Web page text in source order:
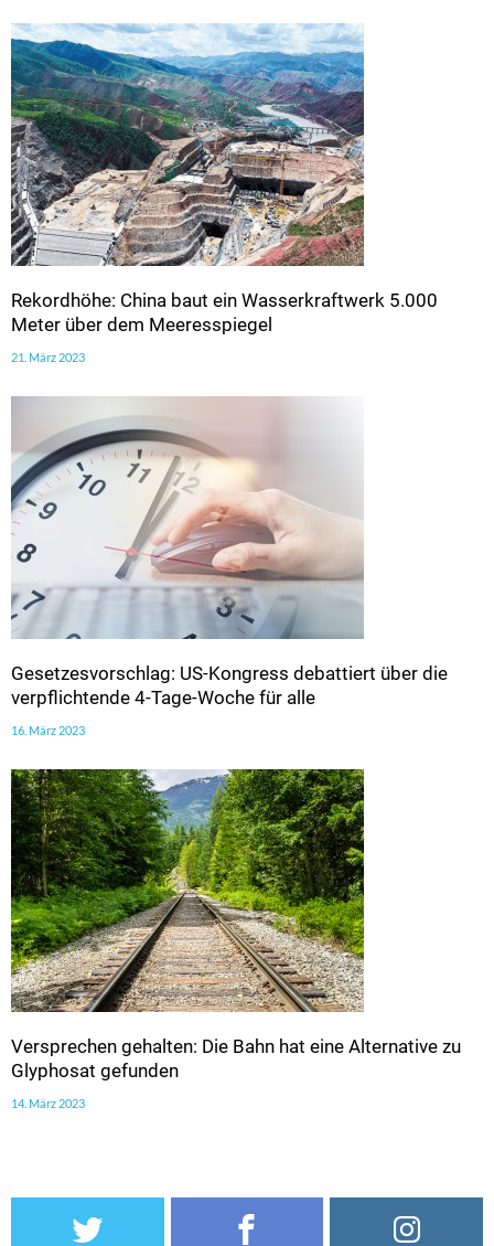
Rekordhöhe: China baut ein Wasserkraftwerk 5.000
Meter über dem Meeresspiegel
21. März 2023
Gesetzesvorschlag: US-Kongress debattiert über die
verpflichtende 4-Tage-Woche für alle
16. März 2023
Versprechen gehalten: Die Bahn hat eine Alternative zu
Glyphosat gefunden
14. März 2023